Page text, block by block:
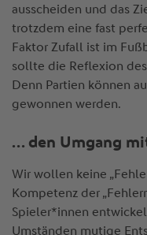
ausscheiden und das
trotzdem eine fast
Faktor Zufall ist im
sollte die Reflexion
Denn Partien können
gewonnen werden.
… den Umgang
Wir wollen keine
Kompetenz der
Spieler*innen
Umständen mutige